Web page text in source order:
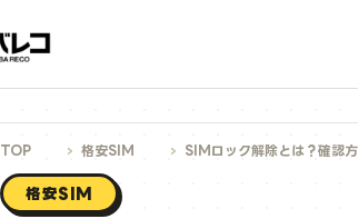
TOP 格安SIM SIMロック解除とは？確認
格安SIM